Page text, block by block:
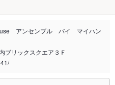
行されています。正しい情報はお店へお問い
アンセンブル バイ マイハン
リックスクエア３Ｆ